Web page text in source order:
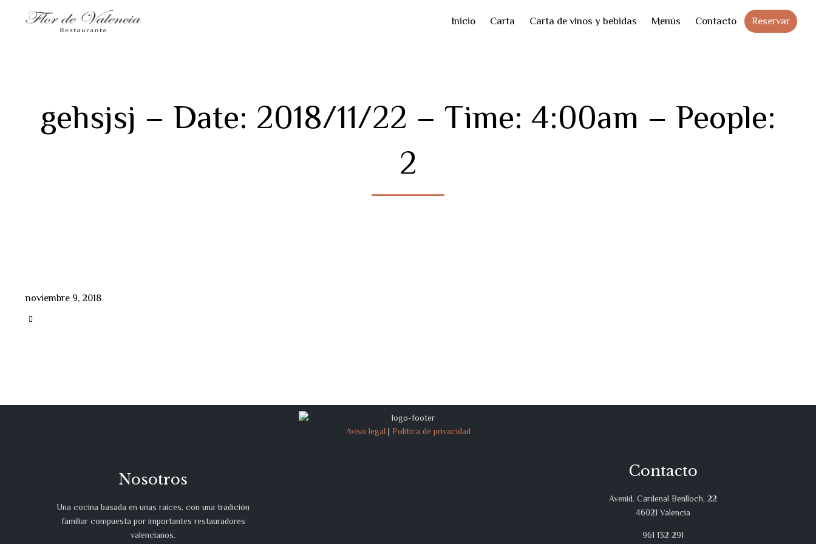
Inicio Carta Carta de vinos y bebidas Menús Contacto Reservar
gehsjsj – Date: 2018/11/22 – Time: 4:00am – People:
2
noviembre 9, 2018

Nosotros
Una cocina basada en unas raíces, con una tradición
familiar compuesta por importantes restauradores
valencianos.
Aviso legal | Política de privacidad
Contacto
Avenid. Cardenal Benlloch, 22
46021 Valencia
961 132 291